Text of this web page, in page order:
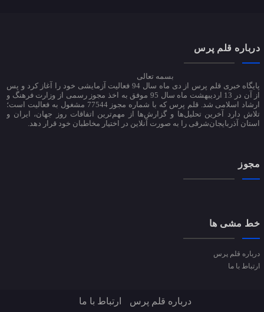
درباره قلم پرس
بسمه تعالی
پایگاه خبری قلم پرس از دی ماه سال 94 فعالیت آزمایشی خود را آغاز کرد و پس
از آن در 13 اردیبهشت ماه سال 95 موفق به اخذ مجوز رسمی از وزارت فرهنگ و
ارشاد اسلامی شد. قلم پرس که با شماره مجوز 77544 مشغول به فعالیت است؛
تلاش دارد آخرین تحلیل‌ها و گزارش‌ها از مهم‌ترین اتفاقات روز جهان، ایران و
استان آذربایجان‌شرقی را به صورت آنلاین در اختیار مخاطبان خود قرار دهد.
مجوز
خط مشی ها
درباره قلم پرس
ارتباط با ما
درباره قلم پرس ارتباط با ما